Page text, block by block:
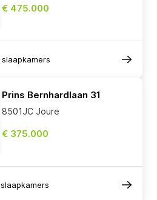
€ 475.000
slaapkamers
Prins Bernhardlaan 31
8501JC Joure
€ 375.000
slaapkamers